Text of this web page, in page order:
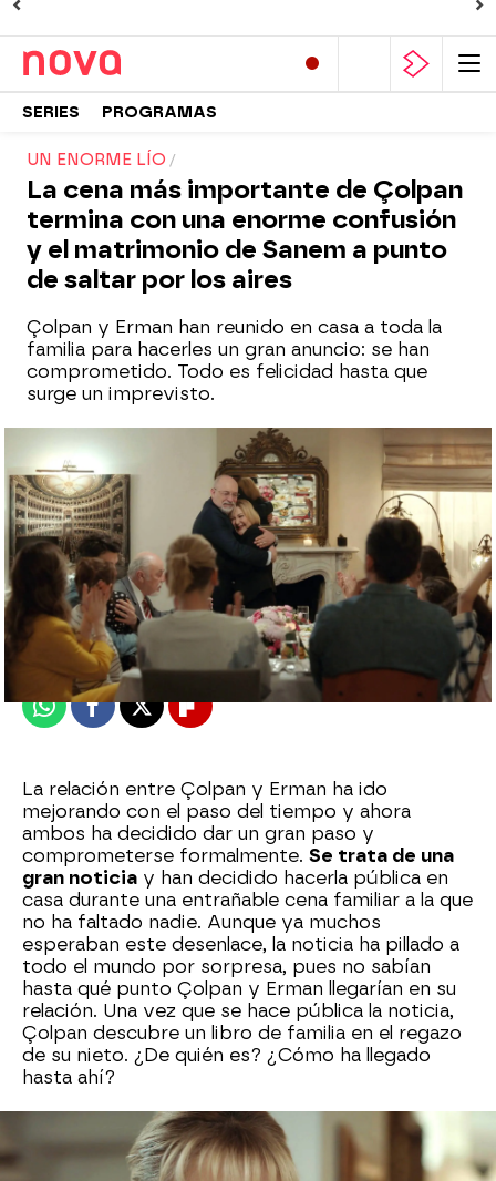
SERIES PROGRAMAS
UN ENORME LÍO
La cena más importante de Çolpan
termina con una enorme confusión
y el matrimonio de Sanem a punto
de saltar por los aires
Çolpan y Erman han reunido en casa a toda la
familia para hacerles un gran anuncio: se han
comprometido. Todo es felicidad hasta que
surge un imprevisto.
Nova
Publicado:10 de octubre de 2024, 23:43
WhatsappFacebook
X Flipboard
La relación entre Çolpan y Erman ha ido
mejorando con el paso del tiempo y ahora
ambos ha decidido dar un gran paso y
comprometerse formalmente. Se trata de una
gran noticia y han decidido hacerla pública en
casa durante una entrañable cena familiar a la que
no ha faltado nadie. Aunque ya muchos
esperaban este desenlace, la noticia ha pillado a
todo el mundo por sorpresa, pues no sabían
hasta qué punto Çolpan y Erman llegarían en su
relación. Una vez que se hace pública la noticia,
Çolpan descubre un libro de familia en el regazo
de su nieto. ¿De quién es? ¿Cómo ha llegado
hasta ahí?
Cuando lo abren descubren que es de Sanem y
Boran. Todos se quedan de piedra porque no